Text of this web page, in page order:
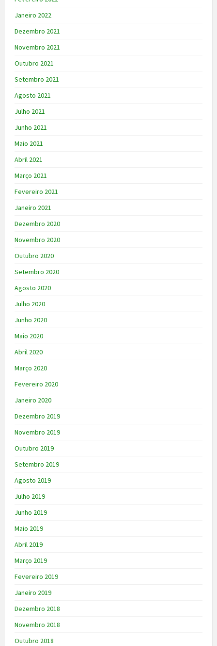
Janeiro 2022
Dezembro 2021
Novembro 2021
Outubro 2021
Setembro 2021
Agosto 2021
Julho 2021
Junho 2021
Maio 2021
Abril 2021
Março 2021
Fevereiro 2021
Janeiro 2021
Dezembro 2020
Novembro 2020
Outubro 2020
Setembro 2020
Agosto 2020
Julho 2020
Junho 2020
Maio 2020
Abril 2020
Março 2020
Fevereiro 2020
Janeiro 2020
Dezembro 2019
Novembro 2019
Outubro 2019
Setembro 2019
Agosto 2019
Julho 2019
Junho 2019
Maio 2019
Abril 2019
Março 2019
Fevereiro 2019
Janeiro 2019
Dezembro 2018
Novembro 2018
Outubro 2018